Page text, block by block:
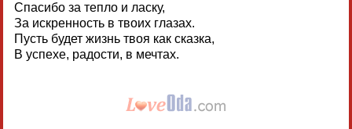
Спасибо за тепло и ласку,
За искренность в твоих глазах.
Пусть будет жизнь твоя как сказка,
В успехе, радости, в мечтах.